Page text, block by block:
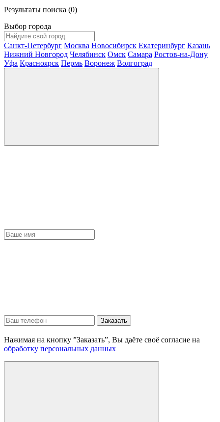
Результаты поиска (0)
Выбор города
Санкт-Петербург Москва Новосибирск Екатеринбург Казань
Нижний Новгород Челябинск Омск Самара Ростов-на-Дону
Уфа Красноярск Пермь Воронеж Волгоград
Заказать
Нажимая на кнопку ”Заказать”, Вы даёте своё согласие на
обработку персональных данных